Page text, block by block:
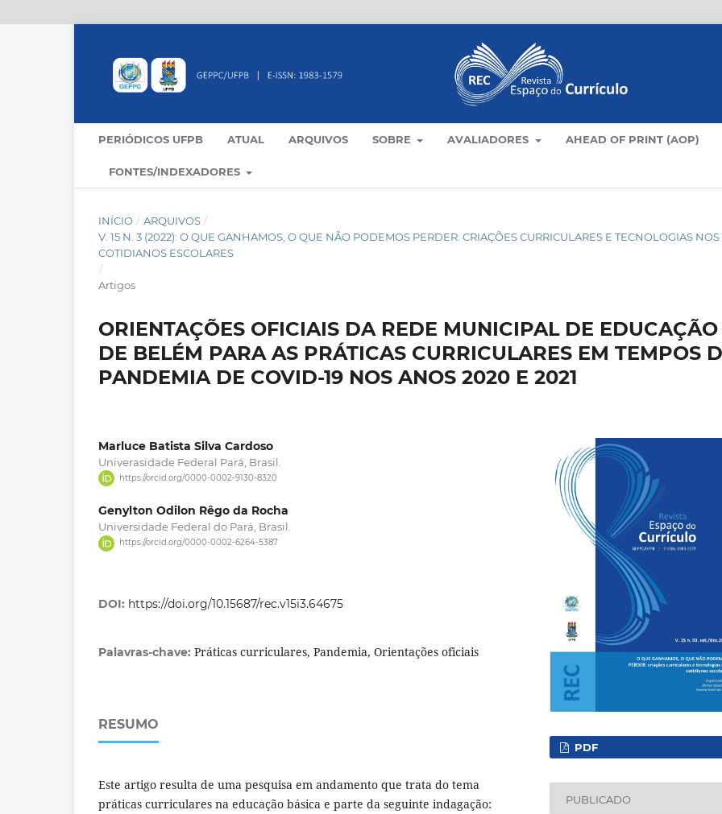
PERIÓDICOS UFPB ATUAL ARQUIVOS SOBRE AVALIADORES AHEAD OF PRINT (AOP)
FONTES/INDEXADORES
INÍCIO / ARQUIVOS /
V. 15 N. 3 (2022): O QUE GANHAMOS, O QUE NÃO PODEMOS PERDER: CRIAÇÕES CURRICULARES E TECNOLOGIAS NOS
COTIDIANOS ESCOLARES
/
Artigos
ORIENTAÇÕES OFICIAIS DA REDE MUNICIPAL DE EDUCAÇÃO
DE BELÉM PARA AS PRÁTICAS CURRICULARES EM TEMPOS
PANDEMIA DE COVID-19 NOS ANOS 2020 E 2021
Marluce Batista Silva Cardoso
Univerasidade Federal Pará, Brasil.
https://orcid.org/0000-0002-9130-8320
Genylton Odilon Rêgo da Rocha
Universidade Federal do Pará, Brasil.
https://orcid.org/0000-0002-6264-5387
DOI: https://doi.org/10.15687/rec.v15i3.64675
Palavras-chave: Práticas curriculares, Pandemia, Orientações oficiais
RESUMO
Este artigo resulta de uma pesquisa em andamento que trata do tema
práticas curriculares na educação básica e parte da seguinte indagação:
PDF
PUBLICADO